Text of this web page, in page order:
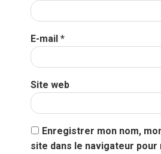
E-mail*
Site web
Enregistrer mon nom,
site dans le navigateur pour